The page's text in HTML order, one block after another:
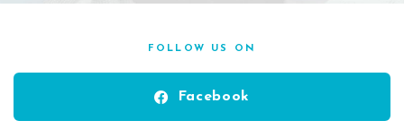
FOLLOW US ON
Facebook